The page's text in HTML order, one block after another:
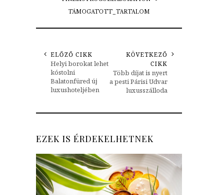
TÁMOGATOTT_TARTALOM
ELŐZŐ CIKK
Helyi borokat lehet
kóstolni
Balatonfüred új
luxushoteljében
KÖVETKEZŐ
CIKK
Több díjat is nyert
a pesti Párisi Udvar
luxusszálloda
EZEK IS ÉRDEKELHETNEK